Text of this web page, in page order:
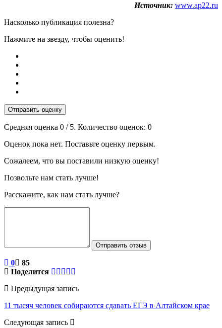
Источник: www.ap22.ru
Насколько публикация полезна?
Нажмите на звезду, чтобы оценить!
Отправить оценку
Средняя оценка 0 / 5. Количество оценок: 0
Оценок пока нет. Поставьте оценку первым.
Сожалеем, что вы поставили низкую оценку!
Позвольте нам стать лучше!
Расскажите, как нам стать лучше?
Отправить отзыв
0
85
Поделится
Предыдущая запись
11 тысяч человек собираются сдавать ЕГЭ в Алтайском крае
Следующая запись